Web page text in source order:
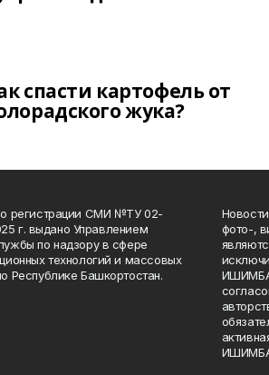
спасти картофель от
жука?
о регистрации СМИ №ТУ 02-
г. выдано Управлением
по надзору в сфере
технологий и массовых
Республике Башкортостан.
фото-,